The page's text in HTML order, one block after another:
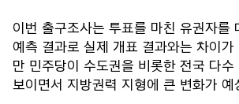
이번 출구조사는 투표를 마친 유권자를
예측 결과로 실제 개표 결과와는 차이
만 민주당이 수도권을 비롯한 전국 다수
보이면서 지방권력 지형에 큰 변화가 예